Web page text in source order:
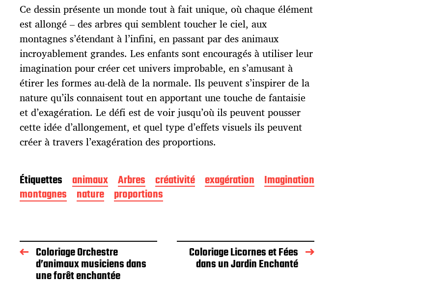
e
p
u
b
l
i
c
a
t
i
o
n
Ce dessin présente un monde tout à fait unique, où chaque élément
est allongé – des arbres qui semblent toucher le ciel, aux
montagnes s’étendant à l’infini, en passant par des animaux
incroyablement grandes. Les enfants sont encouragés à utiliser leur
imagination pour créer cet univers improbable, en s’amusant à
étirer les formes au-delà de la normale. Ils peuvent s’inspirer de la
nature qu’ils connaisent tout en apportant une touche de fantaisie
et d’exagération. Le défi est de voir jusqu’où ils peuvent pousser
cette idée d’allongement, et quel type d’effets visuels ils peuvent
créer à travers l’exagération des proportions.
Étiquettes animaux Arbres créativité exagération
Imagination
montagnes
nature proportions
Coloriage Orchestre
d’animaux musiciens dans
une forêt enchantée
Coloriage Licornes et Fées
dans un Jardin Enchanté